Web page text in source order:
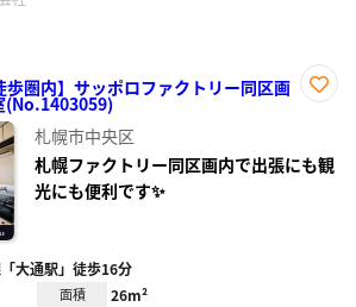
歩圏内】サッポロファクトリー同区画
(No.1403059)
録
札幌市中央区
札幌ファクトリー同区画内で出張にも観
光にも便利です✨
大通駅」徒歩16分
面積 26m²